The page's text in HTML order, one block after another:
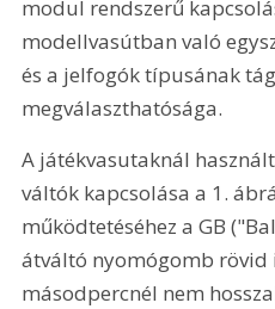
modul rendszerű
modellvasútban való
és a jelfogók típusának
megválaszthatósága.
A játékvasutaknál
váltók kapcsolása a 1.
működtetéséhez a GB
átváltó nyomógomb rövid
másodpercnél nem